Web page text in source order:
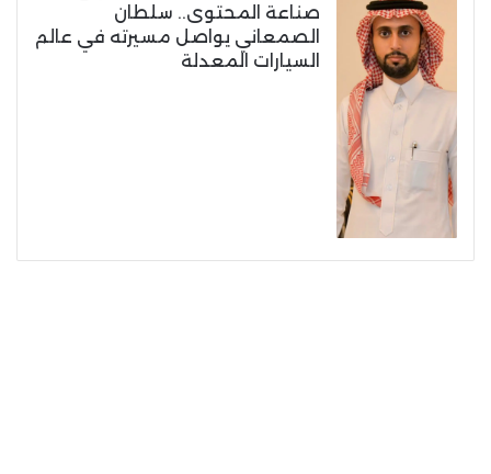
صناعة المحتوى.. سلطان
الصمعاني يواصل مسيرته في عالم
السيارات المعدلة